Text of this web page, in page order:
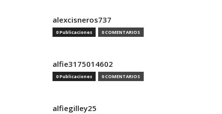
alexcisneros737
0 Publicaciones 0 COMENTARIOS
alfie3175014602
0 Publicaciones 0 COMENTARIOS
alfiegilley25